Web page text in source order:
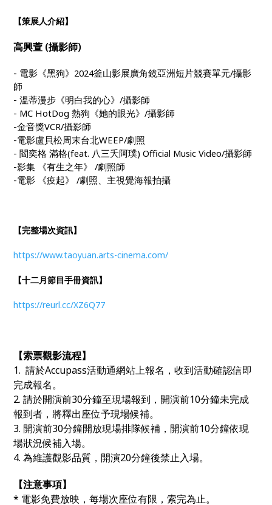
【策展人介紹】
高興萱 (攝影師)
- 電影《黑狗》2024釜山影展廣角鏡亞洲短片競賽單元/攝影
師
- 溫蒂漫步《明白我的心》/攝影師
- MC HotDog 熱狗《她的眼光》/攝影師
-金音獎VCR/攝影師
-電影盧貝松周末台北WEEP/劇照
- 閻奕格 滿格(feat. 八三夭阿璞) Official Music Video/攝影師
-影集 《有生之年》 /劇照師
-電影 《疫起》 /劇照、主視覺海報拍攝
【完整場次資訊】
https://www.taoyuan.arts-cinema.com/
【十二月節目手冊資訊】
https://reurl.cc/XZ6Q77
【索票觀影流程】
1. 請於Accupass活動通網站上報名，收到活動確認信即
完成報名。
2. 請於開演前30分鐘至現場報到，開演前10分鐘未完成
報到者，將釋出座位予現場候補。
3. 開演前30分鐘開放現場排隊候補，開演前10分鐘依現
場狀況候補入場。
4. 為維護觀影品質，開演20分鐘後禁止入場。
【注意事項】
* 電影免費放映，每場次座位有限，索完為止。